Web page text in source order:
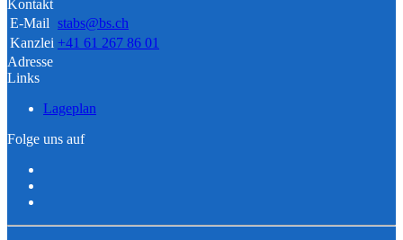
Kontakt
E-Mail stabs@bs.ch
Kanzlei +41 61 267 86 01
Adresse
Links
Lageplan
Folge uns auf